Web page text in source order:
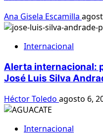
Ana Gisela Escamilla
Internacional
Alerta internacional:
José Luis Silva
Héctor Toledo agosto 6,
Internacional